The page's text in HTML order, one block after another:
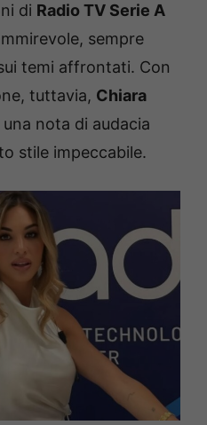
di Radio TV Serie A
sempre
temi affrontati. Con
tuttavia, Chiara
nota di audacia
stile impeccabile.